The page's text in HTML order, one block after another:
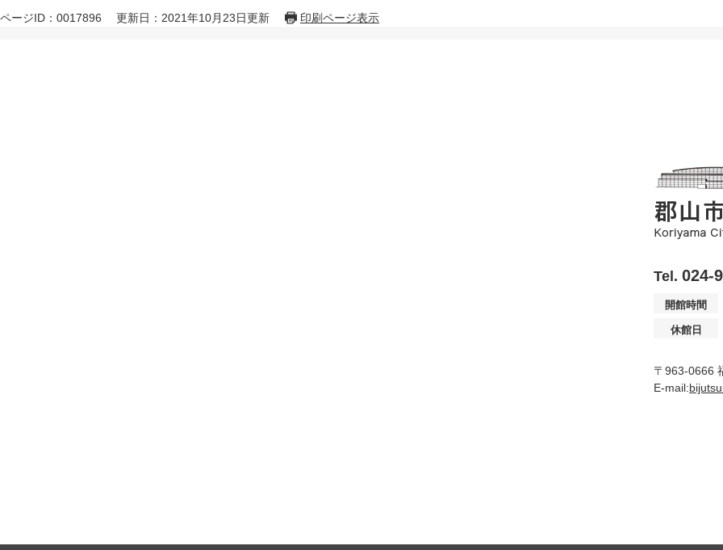
ページID：0017896 更新日：2021年10月23日更新 印刷ページ表示
Tel. 024-
開館時間
休館日
〒963-0666
E-mail: